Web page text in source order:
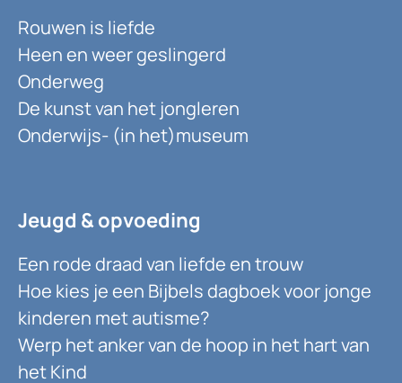
Rouwen is liefde
Heen en weer geslingerd
Onderweg
De kunst van het jongleren
Onderwijs- (in het)museum
Jeugd & opvoeding
Een rode draad van liefde en trouw
Hoe kies je een Bijbels dagboek voor jonge
kinderen met autisme?
Werp het anker van de hoop in het hart van
het Kind